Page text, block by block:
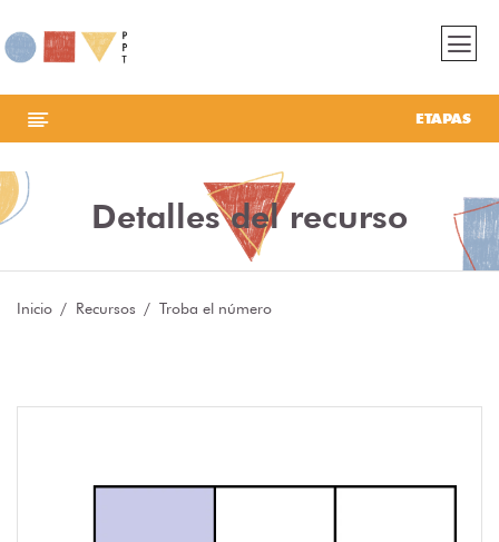
ETAPAS
Detalles del recurso
Inicio Recursos Troba el número